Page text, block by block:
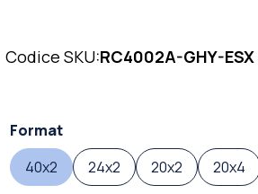
Codice SKU:RC4002A-GHY-ESX
Format
40x2
24x2 20x2 20x4